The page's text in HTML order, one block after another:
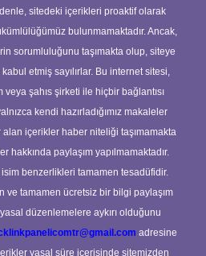
sitedeki içerikleri proaktif olarak
bulunmamaktadır. Ancak,
sorumluluğunu taşımakta olup, siteye
etmiş sayılırlar. Bu internet sitesi,
şahıs şirketi ile hiçbir bağlantısı
kendi hazırladığımız makaleler
alan içerikler haber niteliği taşımamakta
hakkında paylaşım yapılmamaktadır.
benzerlikleri tamamen tesadüfidir.
ve tamamen ücretsiz bir bilgi paylaşım
düzenlemelere aykırı olduğunu
adresine
yasal süre içerisinde sitemizden